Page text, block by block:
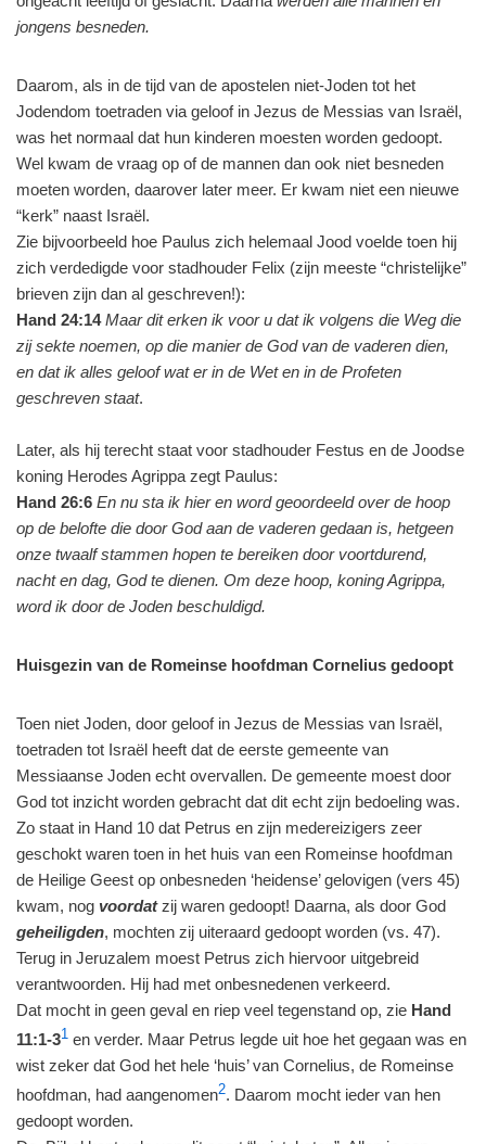
jongens besneden.
Daarom, als in de tijd van de apostelen niet-Joden tot het
Jodendom toetraden via geloof in Jezus de Messias van Israël,
was het normaal dat hun kinderen moesten worden gedoopt.
Wel kwam de vraag op of de mannen dan ook niet besneden
moeten worden, daarover later meer. Er kwam niet een nieuwe
“kerk” naast Israël.
Zie bijvoorbeeld hoe Paulus zich helemaal Jood voelde toen hij
zich verdedigde voor stadhouder Felix (zijn meeste “christelijke”
brieven zijn dan al geschreven!):
Hand 24:14 Maar dit erken ik voor u dat ik volgens die Weg die
zij sekte noemen, op die manier de God van de vaderen dien,
en dat ik alles geloof wat er in de Wet en in de Profeten
geschreven staat.
Later, als hij terecht staat voor stadhouder Festus en de Joodse
koning Herodes Agrippa zegt Paulus:
Hand 26:6 En nu sta ik hier en word geoordeeld over de hoop
op de belofte die door God aan de vaderen gedaan is, hetgeen
onze twaalf stammen hopen te bereiken door voortdurend,
nacht en dag, God te dienen. Om deze hoop, koning Agrippa,
word ik door de Joden beschuldigd.
Huisgezin van de Romeinse hoofdman Cornelius gedoopt
Toen niet Joden, door geloof in Jezus de Messias van Israël,
toetraden tot Israël heeft dat de eerste gemeente van
Messiaanse Joden echt overvallen. De gemeente moest door
God tot inzicht worden gebracht dat dit echt zijn bedoeling was.
Zo staat in Hand 10 dat Petrus en zijn medereizigers zeer
geschokt waren toen in het huis van een Romeinse hoofdman
de Heilige Geest op onbesneden ‘heidense’ gelovigen (vers 45)
kwam, nog voordatzij waren gedoopt! Daarna, als door God
geheiligden, mochten zij uiteraard gedoopt worden (vs. 47).
Terug in Jeruzalem moest Petrus zich hiervoor uitgebreid
verantwoorden. Hij had met onbesnedenen verkeerd.
Dat mocht in geen geval en riep veel tegenstand op, zie Hand
11:1-31 en verder. Maar Petrus legde uit hoe het gegaan was en
wist zeker dat God het hele ‘huis’ van Cornelius, de Romeinse
hoofdman, had aangenomen2. Daarom mocht ieder van hen
gedoopt worden.